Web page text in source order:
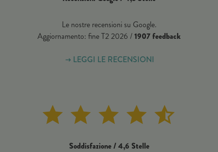
Le nostre recensioni su Google.
Aggiornamento: fine T2 2026 /1907 feedback
LEGGI LE RECENSIONI
Soddisfazione / 4,6 Stelle